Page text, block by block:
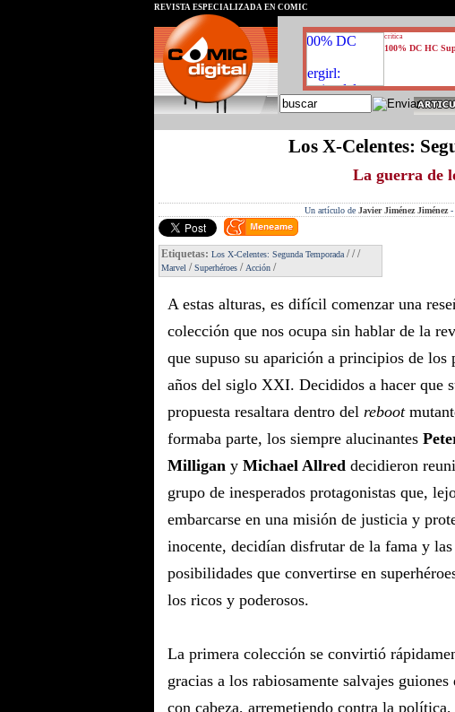
critica
100% DC HC
REVISTA ESPECIALIZADA EN CÓMIC
Los X-Celentes:
La guerra de
Un artículo de Javier Jiménez Jiménez-
Etiquetas: Los X-Celentes: Segunda Temporada ///
Marvel /Superhéroes / Acción /
A estas alturas, es difícil comenzar una
colección que nos ocupa sin hablar de la
que supuso su aparición a principios de los
años del siglo XXI. Decididos a hacer que
propuesta resaltara dentro del reboot
formaba parte, los siempre alucinantes
Milligan y Michael Allred decidieron
grupo de inesperados protagonistas que,
embarcarse en una misión de justicia y
inocente, decidían disfrutar de la fama y las
posibilidades que convertirse en
los ricos y poderosos.
La primera colección se convirtió
gracias a los rabiosamente salvajes
con cabeza, arremetiendo contra la